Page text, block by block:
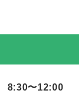
8:30〜12:00